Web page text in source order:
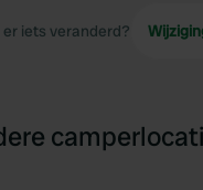
er iets veranderd?